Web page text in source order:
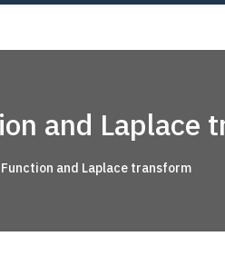
and Laplace
Function and Laplace transform